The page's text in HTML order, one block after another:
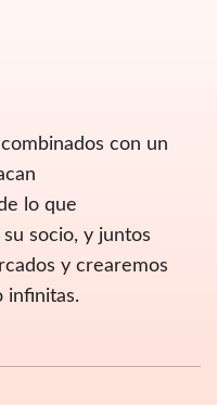
con un
lo que
socio, y juntos
y crearemos
infinitas.